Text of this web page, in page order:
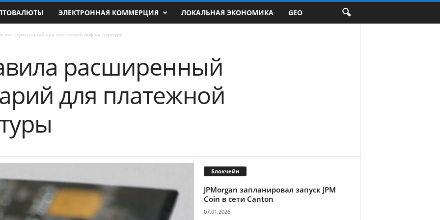
ЭЛЕКТРОННАЯ КОММЕРЦИЯ ЛОКАЛЬНАЯ ЭКОНОМИКА GEO
для платежной инфраструктуры
расширенный
для платежной
Блокчейн
JPMorgan запланировал запуск JPM
Coin в сети Canton
07.01.2026